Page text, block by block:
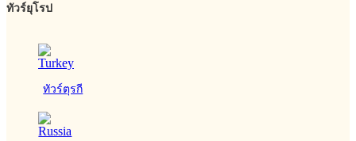
ทัวร์ยุโรป
ทัวร์ตุรกี